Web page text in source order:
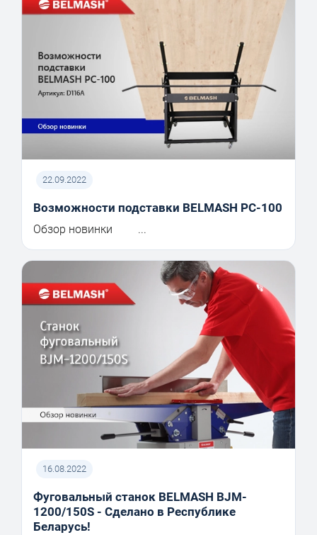
22.09.2022
Возможности подставки BELMASH PC-100
Обзор новинки ...
16.08.2022
Фуговальный станок BELMASH BJM-
1200/150S - Сделано в Республике
Беларусь!